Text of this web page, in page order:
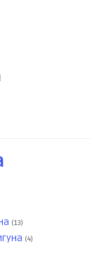
(13)
(4)